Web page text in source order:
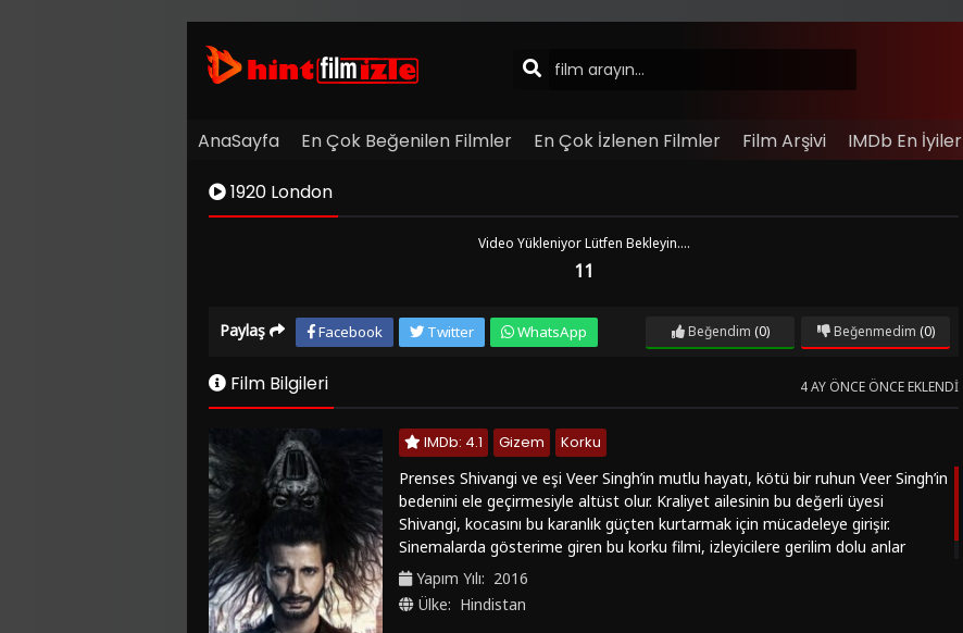
AnaSayfa En Çok Beğenilen Filmler En Çok İzlenen Filmler Film Arşivi IMDb En İyiler
1920 London
Video Yükleniyor Lütfen Bekleyin....
11
Kaynak
Paylaş Facebook Twitter WhatsApp Beğendim (0) Beğenmedim (0)
Film Bilgileri 4 AY ÖNCE ÖNCE EKLENDI
IMDb: 4.1 Gizem
Korku
Prenses Shivangi ve eşi Veer Singh’in mutlu hayatı, kötü bir ruhun Veer Singh’in
bedenini ele geçirmesiyle altüst olur. Kraliyet ailesinin bu değerli üyesi
Shivangi, kocasını bu karanlık güçten kurtarmak için mücadeleye girişir.
Sinemalarda gösterime giren bu korku filmi, izleyicilere gerilim dolu anlar
yaşatıyor. Shivangi’nin sevgi ve cesaretle verdiği savaş, izleyicileri ekrana
kilitleyecek.
Yapım Yılı: 2016
Ülke: Hindistan